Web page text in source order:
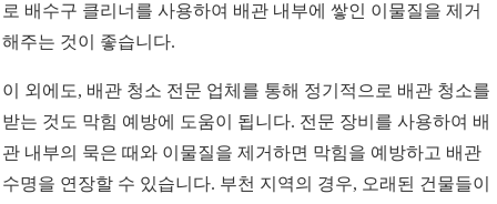
로 배수구 클리너를 사용하여 배관 내부에 쌓인 이물질을 제거
해주는 것이 좋습니다.
이 외에도, 배관 청소 전문 업체를 통해 정기적으로 배관 청소를
받는 것도 막힘 예방에 도움이 됩니다. 전문 장비를 사용하여 배
관 내부의 묵은 때와 이물질을 제거하면 막힘을 예방하고 배관
수명을 연장할 수 있습니다. 부천 지역의 경우, 오래된 건물들이